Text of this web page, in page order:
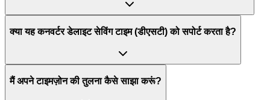
क्या यह कनवर्टर डेलाइट सेविंग टाइम (डीएसटी) को सपोर्ट करता है?
मैं अपने टाइमज़ोन की तुलना कैसे साझा करूं?